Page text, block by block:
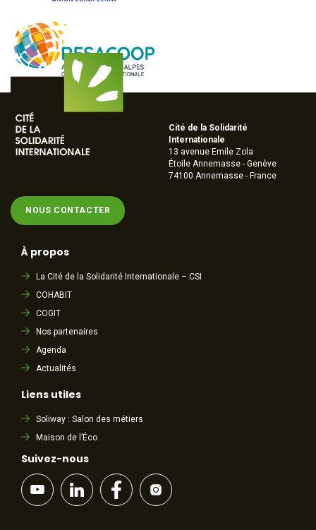
NOUS CONTACTER
Cité de la Solidarité
Internationale
13 avenue Emile Zola
Étoile Annemasse - Genève
74100 Annemasse - France
À propos
La Cité de la Solidarité Internationale – CSI
COHABIT
COGIT
Nos partenaires
Agenda
Actualités
Liens utiles
Soliway : Salon des métiers
Maison de l’Éco
Suivez-nous